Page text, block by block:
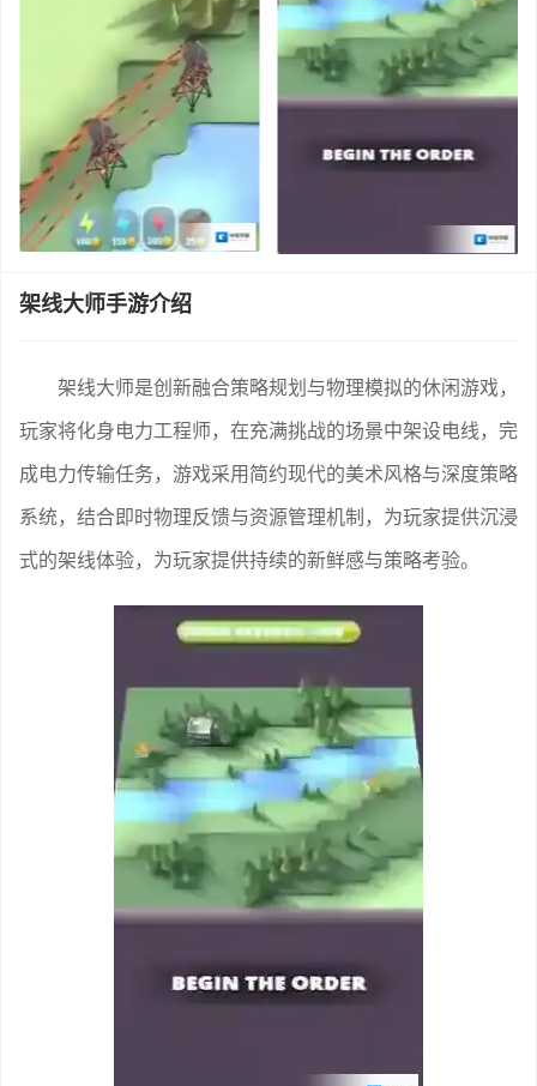
架线大师手游介绍
架线大师是创新融合策略规划与物理模拟的休闲游戏，
玩家将化身电力工程师，在充满挑战的场景中架设电线，完
成电力传输任务，游戏采用简约现代的美术风格与深度策略
系统，结合即时物理反馈与资源管理机制，为玩家提供沉浸
式的架线体验，为玩家提供持续的新鲜感与策略考验。